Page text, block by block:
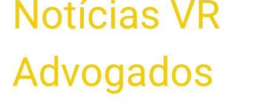
Notícias VR
Advogados